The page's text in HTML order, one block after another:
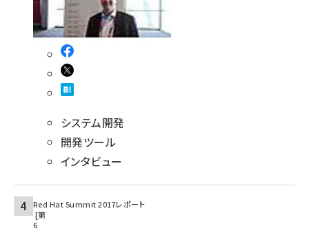
システム開発
開発ツール
インタビュー
Red Hat Summit 2017レポート
第
6